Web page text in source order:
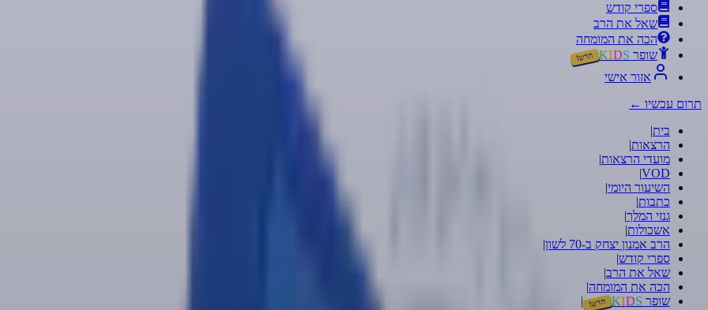
ספרי קודש
שאל את הרב
הכה את המומחה
שופר
KIDS חדש!
אזור אישי
תרום עכשיו ←
בית|
הרצאות|
מועדי הרצאות|
VOD
|
השיעור היומי|
כתבות|
גנזי המלך|
אשכולות|
הרב אמנון יצחק ב-70 לשון
|
ספרי קודש|
שאל את הרב|
הכה את המומחה|
שופר
KIDS חדש! |